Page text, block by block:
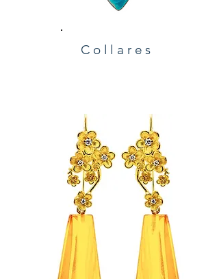
Collares